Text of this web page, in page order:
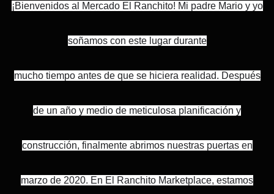
¡Bienvenidos al Mercado El Ranchito! Mi padre Mario y yo
soñamos con este lugar durante
mucho tiempo antes de que se hiciera realidad. Después
de un año y medio de meticulosa planificación y
construcción, finalmente abrimos nuestras puertas en
marzo de 2020. En El Ranchito Marketplace, estamos